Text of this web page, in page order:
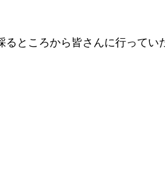
るところから皆さんに行ってい